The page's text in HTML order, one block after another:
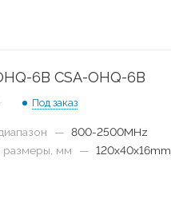
6B CSA-OHQ-6B
Под заказ
— 800-2500MHz
размеры, мм
— 120x40x16mm